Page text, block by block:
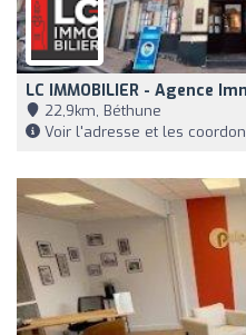
LC IMMOBILIER - Agence
22,9km, Béthune
Voir l'adresse et les